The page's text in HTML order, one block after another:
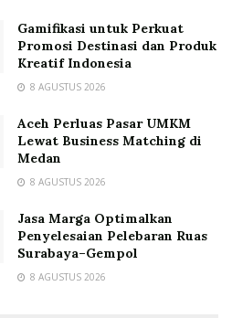
Gamifikasi untuk Perkuat
Promosi Destinasi dan Produk
Kreatif Indonesia
8 AGUSTUS 2026
Aceh Perluas Pasar UMKM
Lewat Business Matching di
Medan
8 AGUSTUS 2026
Jasa Marga Optimalkan
Penyelesaian Pelebaran Ruas
Surabaya–Gempol
8 AGUSTUS 2026